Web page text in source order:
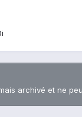
archivé et ne